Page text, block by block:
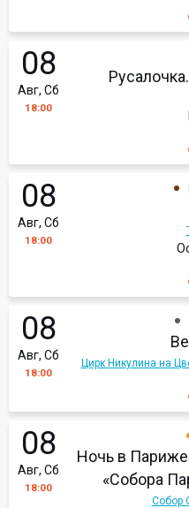
08
Авг, Сб
18:00
08
Авг, Сб
18:00
08
Авг, Сб
18:00
Цирк Никулина на
08
Авг, Сб
18:00
Ночь в
«Собора
Собор